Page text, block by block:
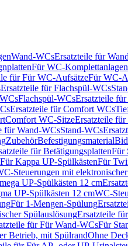
Wand-WCsErsatzteile für
Für WC-Komplettanlagen
für Für WC-AufsätzeFür WC-
Ersatzteile für Flachspül-WCs
Flachspül-WCsErsatzteile
Ersatzteile für Comfort WCs
Comfort WC-SitzeErsatzteile
für Wand-WCsStand-WCs
ZubehörBefestigungsmaterial
für BetätigungsplattenFür
Kappa UP-SpülkästenFür
Steuerungen mit
UP-Spülkästen 12 cm
UP-Spülkästen 12 cmWC-
Für 1-Mengen-Spülung
SpülauslösungErsatzteile
für Für Wand-WCsFür
Betrieb, mit SpülrandOhne